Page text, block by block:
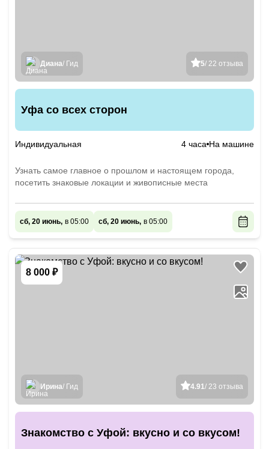
5/ 22 отзыва
Диана/ Гид
Уфа со всех сторон
Индивидуальная 4 часа На машине
Узнать самое главное о прошлом и настоящем города,
посетить знаковые локации и живописные места
сб, 20 июнь, в 05:00 сб, 20 июнь, в 05:00
8 000 ₽
4.91/ 23 отзыва
Ирина/ Гид
Знакомство с Уфой: вкусно и со вкусом!